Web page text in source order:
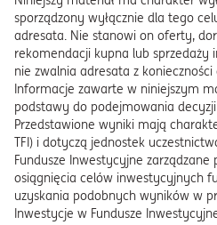
sporządzony wyłącznie dla tego
adresata. Nie stanowi on oferty,
rekomendacji kupna lub
nie zwalnia adresata z
Informacje zawarte w niniejszym
podstawy do podejmowania
Przedstawione wyniki mają
TFI) i dotyczą jednostek
Fundusze Inwestycyjne zarządzane
osiągnięcia celów inwestycyjnych
uzyskania podobnych wyników w
Inwestycje w Fundusze